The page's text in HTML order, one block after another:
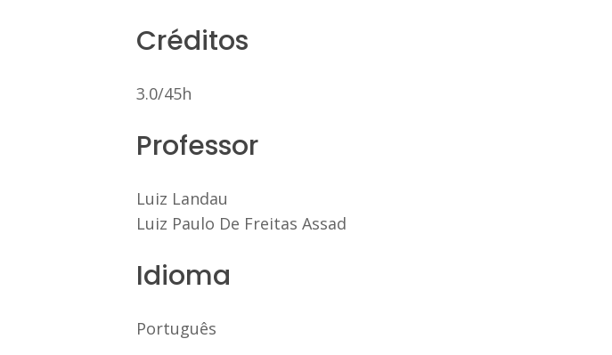
Créditos
3.0/45h
Professor
Luiz Landau
Luiz Paulo De Freitas Assad
Idioma
Português